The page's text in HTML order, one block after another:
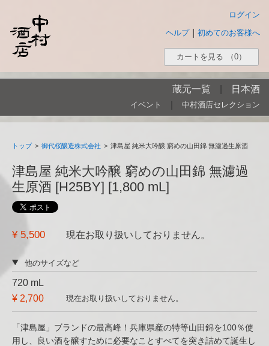
ログイン
初めてのお客様へ
ヘルプ
カートを見る （0）
蔵元一覧 日本酒
イベント 中村酒店セレクション
トップ > 御代桜醸造株式会社 > 津島屋 純米大吟醸 窮めの山田錦 無濾過生原酒
津島屋 純米大吟醸 窮めの山田錦 無濾過
生原酒 [H25BY] [1,800 mL]
¥ 5,500 現在お取り扱いしておりません。
他のサイズなど
720 mL
¥ 2,700
現在お取り扱いしておりません。
「津島屋」ブランドの最高峰！兵庫県産の特等山田錦を100％使
用し、良い酒を醸すために必要なことすべてを突き詰めて誕生し